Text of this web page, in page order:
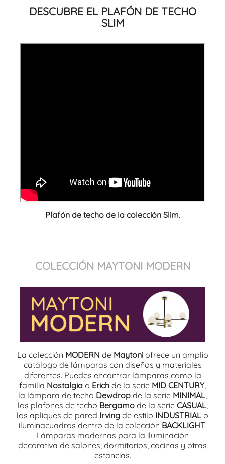
DESCUBRE EL PLAFÓN DE TECHO
SLIM
Plafón de techo de la colección Slim.
COLECCIÓN MAYTONI MODERN
La colección MODERN de Maytoniofrece un amplio
catálogo de lámparas con diseños y materiales
diferentes. Puedes encontrar lámparas como la
familia Nostalgia o Erich de la serie MID CENTURY,
la lámpara de techo Dewdrop de la serie MINIMAL,
los plafones de techo Bergamode la serie CASUAL,
los apliques de pared Irving de estilo INDUSTRIAL o
iluminacuadros dentro de la colección BACKLIGHT.
Lámparas modernas para la iluminación
decorativa de salones, dormitorios, cocinas y otras
estancias.